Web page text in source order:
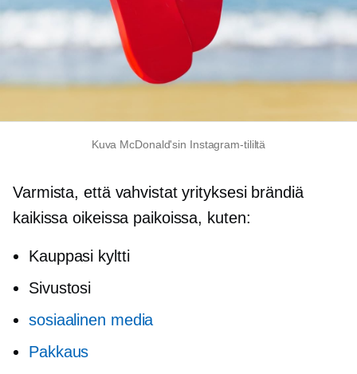
Kuva McDonald'sin Instagram-tililtä
Varmista, että vahvistat yrityksesi brändiä
kaikissa oikeissa paikoissa, kuten:
Kauppasi kyltti
Sivustosi
sosiaalinen media
Pakkaus